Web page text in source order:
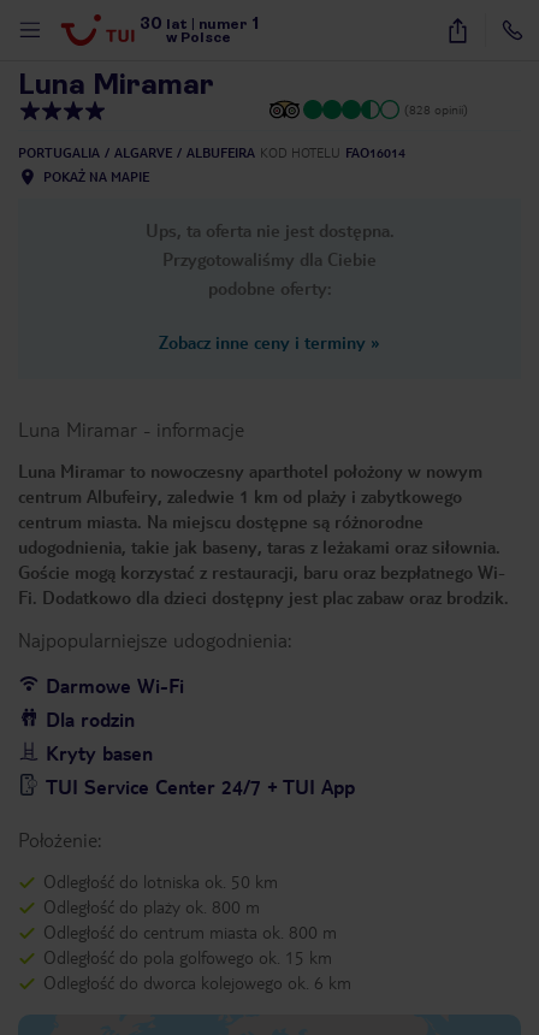
30 lat numer 1
w Polsce
49
Luna Miramar
(828 opinii)
PORTUGALIA ALGARVE ALBUFEIRA KOD HOTELU FAO16014
POKAŻ NA MAPIE
Ups, ta oferta nie jest dostępna.
Przygotowaliśmy dla Ciebie
podobne oferty:
Zobacz inne ceny i terminy »
Luna Miramar - informacje
Luna Miramar to nowoczesny aparthotel położony w nowym
centrum Albufeiry, zaledwie 1 km od plaży i zabytkowego
centrum miasta. Na miejscu dostępne są różnorodne
udogodnienia, takie jak baseny, taras z leżakami oraz siłownia.
Goście mogą korzystać z restauracji, baru oraz bezpłatnego Wi-
Fi. Dodatkowo dla dzieci dostępny jest plac zabaw oraz brodzik.
Najpopularniejsze udogodnienia:
Darmowe Wi-Fi
Dla rodzin
Kryty basen
TUI Service Center 24/7 + TUI App
Położenie:
Odległość do lotniska ok. 50 km
Odległość do plaży ok. 800 m
Odległość do centrum miasta ok. 800 m
Odległość do pola golfowego ok. 15 km
Odległość do dworca kolejowego ok. 6 km